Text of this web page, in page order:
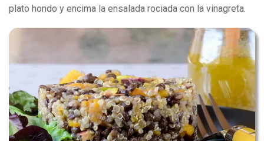
plato hondo y encima la ensalada rociada con la vinagreta.